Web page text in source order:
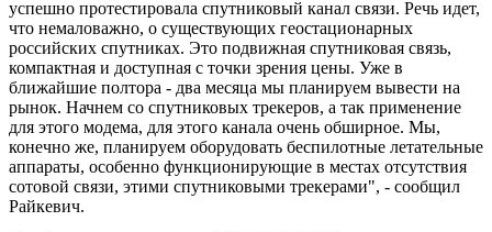
успешно протестировала спутниковый канал связи. Речь идет,
что немаловажно, о существующих геостационарных
российских спутниках. Это подвижная спутниковая связь,
компактная и доступная с точки зрения цены. Уже в
ближайшие полтора - два месяца мы планируем вывести на
рынок. Начнем со спутниковых трекеров, а так применение
для этого модема, для этого канала очень обширное. Мы,
конечно же, планируем оборудовать беспилотные летательные
аппараты, особенно функционирующие в местах отсутствия
сотовой связи, этими спутниковыми трекерами", - сообщил
Райкевич.